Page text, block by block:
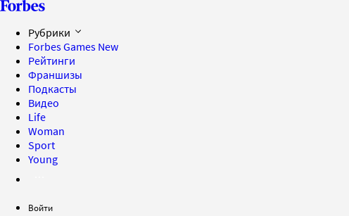
Рубрики
Forbes Games New
Рейтинги
Франшизы
Подкасты
Видео
Life
Woman
Sport
Young
Войти